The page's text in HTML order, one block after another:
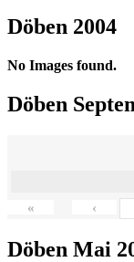
Döben 2004
No Images found.
Döben
« ‹
Döben Mai